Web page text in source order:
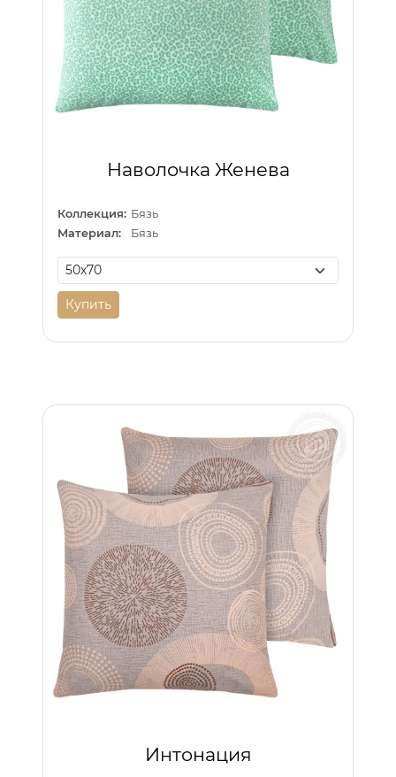
Наволочка Женева
Коллекция: Бязь
Материал:
Бязь
Купить
Интонация